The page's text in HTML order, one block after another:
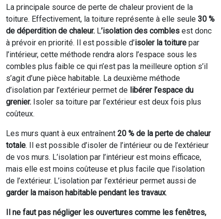
La principale source de perte de chaleur provient de la
toiture. Effectivement, la toiture représente à elle seule 30 %
de déperdition de chaleur. L’isolation des combles est donc
à prévoir en priorité. Il est possible d’isoler la toiture par
l’intérieur, cette méthode rendra alors l’espace sous les
combles plus faible ce qui n’est pas la meilleure option s’il
s’agit d’une pièce habitable. La deuxième méthode
d’isolation par l’extérieur permet de libérer l’espace du
grenier. Isoler sa toiture par l’extérieur est deux fois plus
coûteux.
Les murs quant à eux entraînent 20 % de la perte de chaleur
totale. Il est possible d’isoler de l’intérieur ou de l’extérieur
de vos murs. L’isolation par l’intérieur est moins efficace,
mais elle est moins coûteuse et plus facile que l’isolation
de l’extérieur. L’isolation par l’extérieur permet aussi de
garder la maison habitable pendant les travaux.
Il ne faut pas négliger les ouvertures comme les fenêtres,